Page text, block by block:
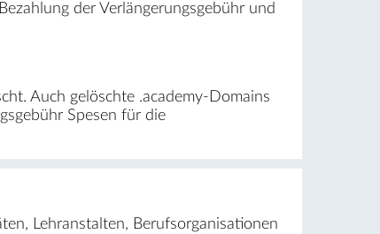
der Verlängerungsgebühr und
Auch gelöschte .academy-Domains
Spesen für die
Lehranstalten, Berufsorganisationen